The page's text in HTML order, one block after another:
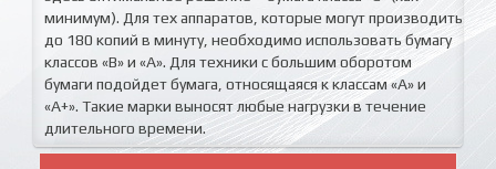
минимум). Для тех аппаратов, которые могут производить
до 180 копий в минуту, необходимо использовать бумагу
классов «В» и «А». Для техники с большим оборотом
бумаги подойдет бумага, относящаяся к классам «А» и
«А+». Такие марки выносят любые нагрузки в течение
длительного времени.